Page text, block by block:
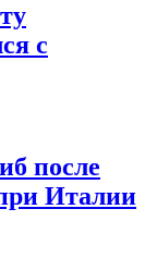
с
после
Италии